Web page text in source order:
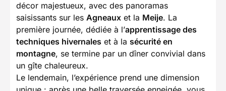
décor majestueux, avec des panoramas
saisissants sur les Agneaux et la Meije. La
première journée, dédiée à l’apprentissage des
techniques hivernales et à la sécurité en
montagne, se termine par un dîner convivial dans
un gîte chaleureux.
Le lendemain, l’expérience prend une dimension